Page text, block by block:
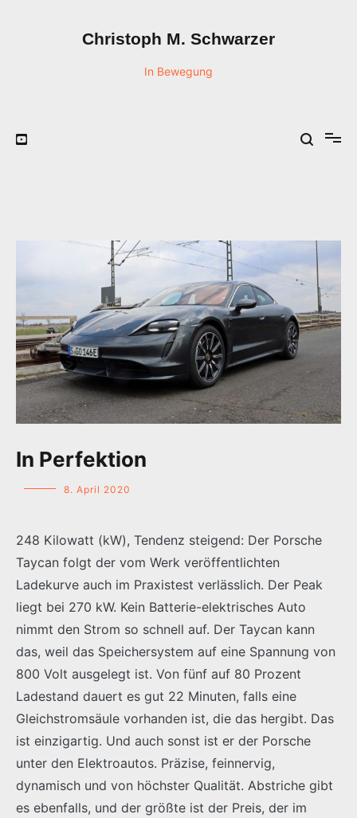
Christoph M. Schwarzer
In Bewegung
In Perfektion
8. April 2020
248 Kilowatt (kW), Tendenz steigend: Der Porsche
Taycan folgt der vom Werk veröffentlichten
Ladekurve auch im Praxistest verlässlich. Der Peak
liegt bei 270 kW. Kein Batterie-elektrisches Auto
nimmt den Strom so schnell auf. Der Taycan kann
das, weil das Speichersystem auf eine Spannung von
800 Volt ausgelegt ist. Von fünf auf 80 Prozent
Ladestand dauert es gut 22 Minuten, falls eine
Gleichstromsäule vorhanden ist, die das hergibt. Das
ist einzigartig. Und auch sonst ist er der Porsche
unter den Elektroautos. Präzise, feinnervig,
dynamisch und von höchster Qualität. Abstriche gibt
es ebenfalls, und der größte ist der Preis, der im